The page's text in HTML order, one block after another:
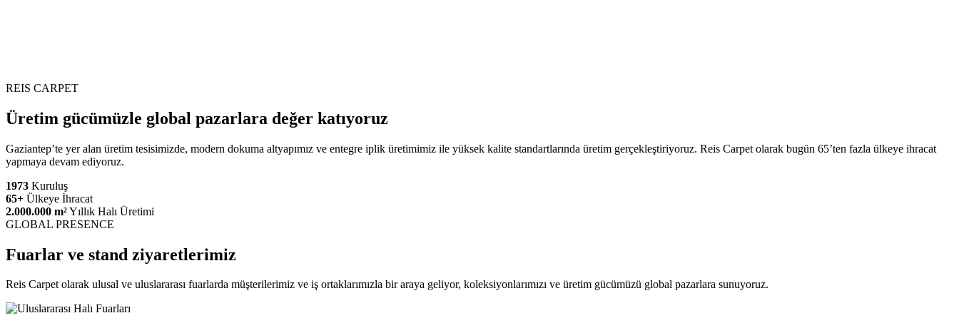
REIS CARPET
Üretim gücümüzle global pazarlara değer katıyoruz
Gaziantep’te yer alan üretim tesisimizde, modern dokuma altyapımız ve entegre iplik üretimimiz ile yüksek kalite standartlarında üretim gerçekleştiriyoruz. Reis Carpet olarak bugün 65’ten fazla ülkeye ihracat
yapmaya devam ediyoruz.
1973 Kuruluş
65+ Ülkeye İhracat
2.000.000 m²Yıllık Halı Üretimi
GLOBAL PRESENCE
Fuarlar ve stand ziyaretlerimiz
Reis Carpet olarak ulusal ve uluslararası fuarlarda müşterilerimiz ve iş ortaklarımızla bir araya geliyor, koleksiyonlarımızı ve üretim gücümüzü global pazarlara sunuyoruz.